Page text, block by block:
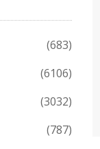
(683)
(6106)
(3032)
(787)